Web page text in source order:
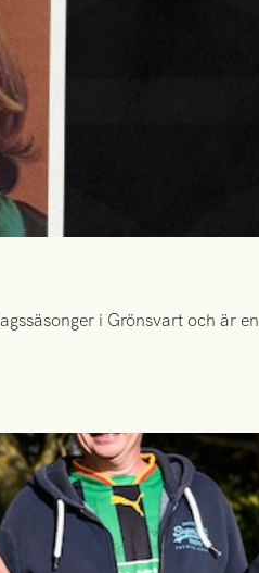
i Grönsvart och är